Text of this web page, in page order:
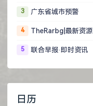
3 广东省城市预警
4 TheRarbg|最新资源
5 联合早报·即时资讯
日历